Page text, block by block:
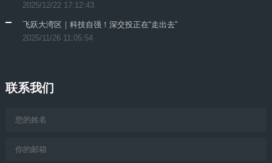
2025/12/22 17:12:43
飞跃大湾区｜科技自强！深交投正在“走出去”
2025/11/26 11:05:54
联系我们